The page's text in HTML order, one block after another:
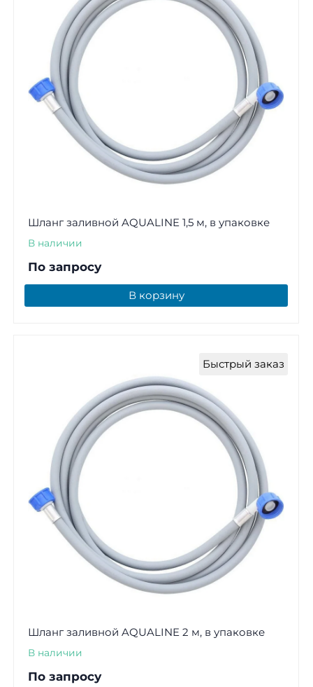
Шланг заливной AQUALINE 1,5 м, в упаковке
В наличии
По запросу
В корзину
Быстрый заказ
Шланг заливной AQUALINE 2 м, в упаковке
В наличии
По запросу